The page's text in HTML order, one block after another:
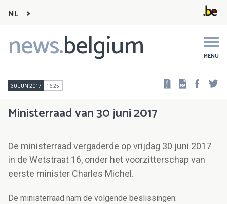
NL
news.belgium MENU
Main
navigation
30 JUN 2017 16:25
Ministerraad van 30 juni 2017
De ministerraad vergaderde op vrijdag 30 juni 2017
in de Wetstraat 16, onder het voorzitterschap van
eerste minister Charles Michel.
De ministerraad nam de volgende beslissingen: